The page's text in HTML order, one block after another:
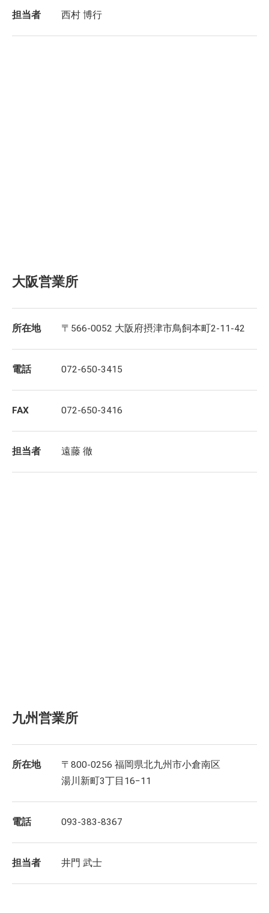
担当者 西村 博行
大阪営業所
所在地 〒566-0052 大阪府摂津市鳥飼本町2-11-42
電話 072-650-3415
FAX 072-650-3416
担当者 遠藤 徹
九州営業所
所在地
〒800-0256 福岡県北九州市小倉南区
湯川新町3丁目16−11
電話 093-383-8367
担当者 井門 武士